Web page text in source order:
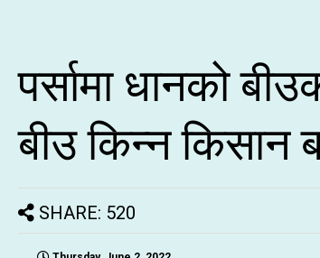
पर्सामा धानको
बीउ किन्न किसान
SHARE: 520